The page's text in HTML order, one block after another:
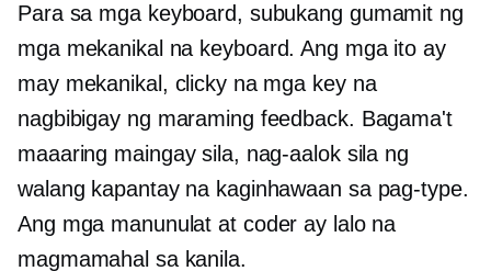
Para sa mga keyboard, subukang gumamit ng
mga mekanikal na keyboard. Ang mga ito ay
may mekanikal, clicky na mga key na
nagbibigay ng maraming feedback. Bagama't
maaaring maingay sila, nag-aalok sila ng
walang kapantay na kaginhawaan sa pag-type.
Ang mga manunulat at coder ay lalo na
magmamahal sa kanila.